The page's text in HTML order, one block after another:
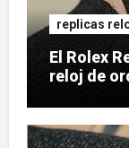
replicas
El Rolex
reloj de